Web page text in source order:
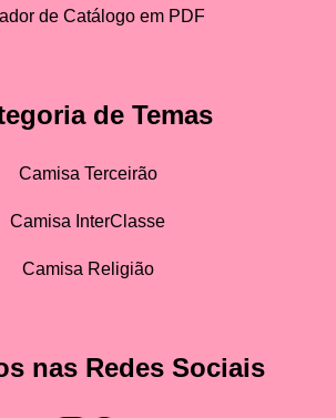
de Catálogo em PDF
de Temas
Camisa Terceirão
Camisa InterClasse
Camisa Religião
nas Redes Sociais